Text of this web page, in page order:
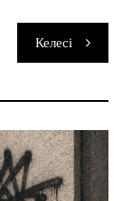
ра
ви
ть
Келесі